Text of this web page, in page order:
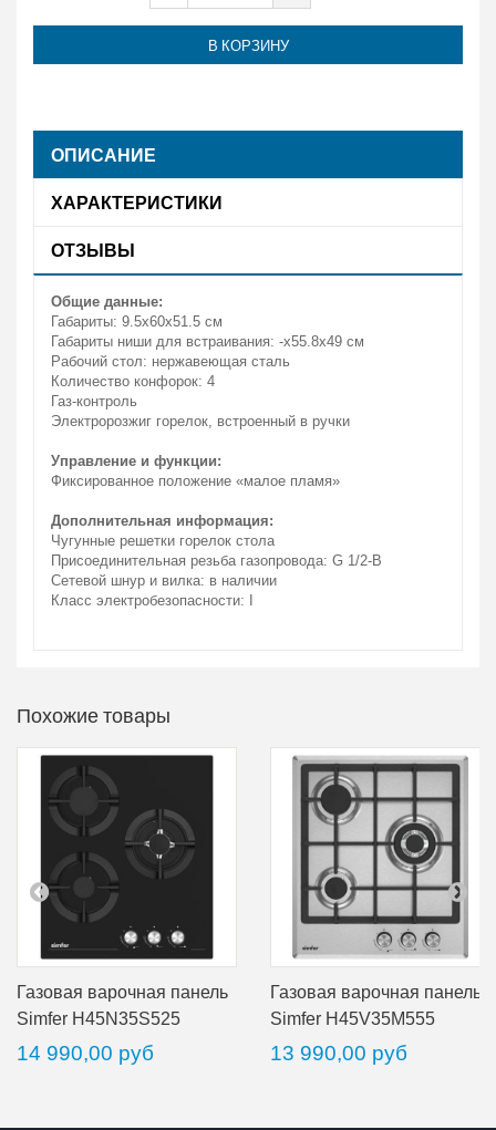
В КОРЗИНУ
ОПИСАНИЕ
ХАРАКТЕРИСТИКИ
ОТЗЫВЫ
Общие данные:
Габариты: 9.5х60x51.5 см
Габариты ниши для встраивания: -x55.8x49 см
Рабочий стол: нержавеющая сталь
Количество конфорок: 4
Газ-контроль
Электророзжиг горелок, встроенный в ручки
Управление и функции:
Фиксированное положение «малое пламя»
Дополнительная информация:
Чугунные решетки горелок стола
Присоединительная резьба газопровода: G 1/2-В
Сетевой шнур и вилка: в наличии
Класс электробезопасности: I
Похожие товары
Газовая варочная панель
Simfer H45N35S525
14 990,00 руб
Газовая варочная панель
Simfer H45V35M555
13 990,00 руб